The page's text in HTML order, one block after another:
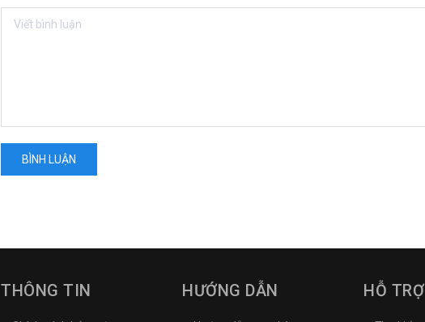
BÌNH LUẬN
THÔNG TIN HƯỚNG DẪN HỖ TRỢ